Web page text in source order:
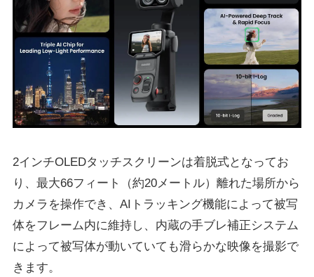
2インチOLEDタッチスクリーンは着脱式となってお
り、最大66フィート（約20メートル）離れた場所から
カメラを操作でき、AIトラッキング機能によって被写
体をフレーム内に維持し、内蔵の手ブレ補正システム
によって被写体が動いていても滑らかな映像を撮影で
きます。